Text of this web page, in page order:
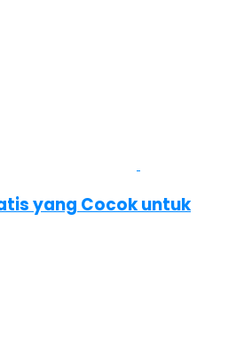
yang Cocok untuk